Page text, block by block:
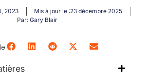
2023
Mis à jour le :23 décembre 2025
Par: Gary Blair